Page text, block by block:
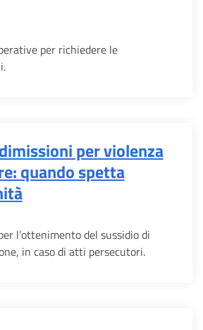
per richiedere le
per violenza
quando spetta
l’ottenimento del sussidio di
in caso di atti persecutori.